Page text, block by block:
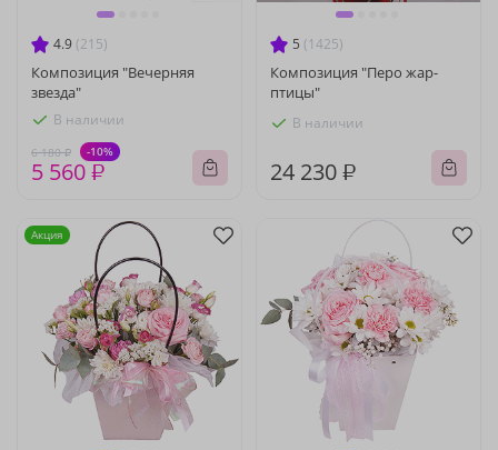
4.9 (215)
Композиция "Вечерняя
звезда"
В наличии
6 180 ₽ -10%
5 560 ₽
5 (1425)
Композиция "Перо жар-
птицы"
В наличии
24 230 ₽
Акция